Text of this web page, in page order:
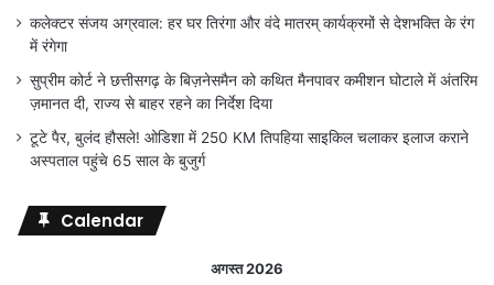
कलेक्टर संजय अग्रवाल: हर घर तिरंगा और वंदे मातरम् कार्यक्रमों से देशभक्ति के रंग
में रंगेगा
सुप्रीम कोर्ट ने छत्तीसगढ़ के बिज़नेसमैन को कथित मैनपावर कमीशन घोटाले में अंतरिम
ज़मानत दी, राज्य से बाहर रहने का निर्देश दिया
टूटे पैर, बुलंद हौसले! ओडिशा में 250 KM तिपहिया साइकिल चलाकर इलाज कराने
अस्पताल पहुंचे 65 साल के बुजुर्ग
Calendar
अगस्त 2026